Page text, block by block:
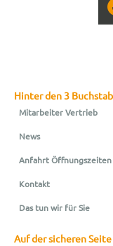
Hinter den 3
Mitarbeiter Vertrieb
News
Anfahrt Öffnungszeiten
Kontakt
Das tun wir für Sie
Auf der sicheren Seite